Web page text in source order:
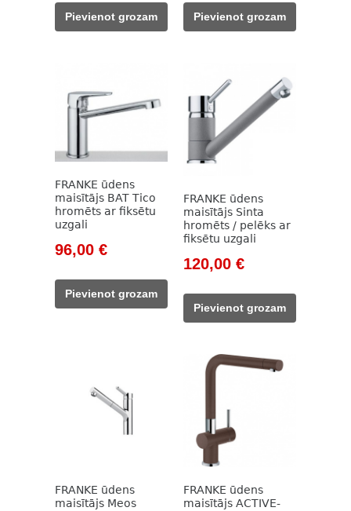
was:
93,00 €.
Pievienot grozam
was:
108,00 €.
Pievienot grozam
FRANKE ūdens
maisītājs BAT Tico
hromēts ar fiksētu
uzgali
Original
was:
128,00 €.
96,00 €Current
96,00 €.
Pievienot grozam
FRANKE ūdens
maisītājs Sinta
hromēts / pelēks ar
fiksētu uzgali
Original
was:
159,00 €.
120,00 €Current
120,00 €.
Pievienot grozam
FRANKE ūdens
maisītājs Meos
FRANKE ūdens
maisītājs ACTIVE-